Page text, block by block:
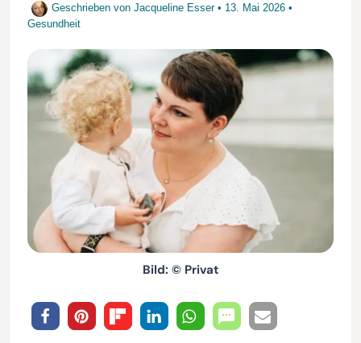
Geschrieben von Jacqueline Esser • 13. Mai 2026 •
Gesundheit
Bild: © Privat